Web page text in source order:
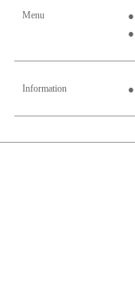
Menu
Information